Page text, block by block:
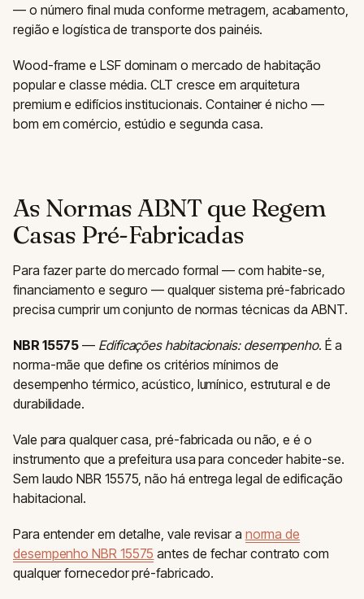
— o número final muda conforme metragem, acabamento,
região e logística de transporte dos painéis.
Wood-frame e LSF dominam o mercado de habitação
popular e classe média. CLT cresce em arquitetura
premium e edifícios institucionais. Container é nicho —
bom em comércio, estúdio e segunda casa.
As Normas ABNT que Regem
Casas Pré-Fabricadas
Para fazer parte do mercado formal — com habite-se,
financiamento e seguro — qualquer sistema pré-fabricado
precisa cumprir um conjunto de normas técnicas da ABNT.
NBR 15575 — Edificações habitacionais: desempenho. É a
norma-mãe que define os critérios mínimos de
desempenho térmico, acústico, lumínico, estrutural e de
durabilidade.
Vale para qualquer casa, pré-fabricada ou não, e é o
instrumento que a prefeitura usa para conceder habite-se.
Sem laudo NBR 15575, não há entrega legal de edificação
habitacional.
Para entender em detalhe, vale revisar a norma de
desempenho NBR 15575 antes de fechar contrato com
qualquer fornecedor pré-fabricado.